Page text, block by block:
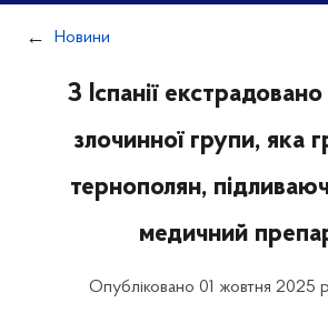
Новини
З Іспанії
злочинної групи, яка
тернополян,
медичний
Опубліковано 01 жовтня 2025